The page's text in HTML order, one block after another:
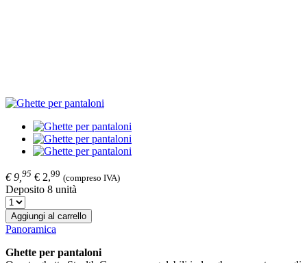
€ 9, 95 € 2,99 (compreso IVA)
Deposito 8 unità
Aggiungi al carrello
Panoramica
Ghette per pantaloni